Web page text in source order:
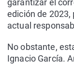
garantizar el
edición de 2023,
actual
No obstante,
Ignacio García.